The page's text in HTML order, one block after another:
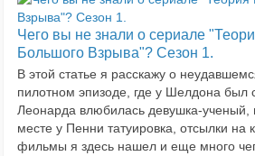
Чего вы не знали о сериале
Большого Взрыва"? Сезон 1.
В этой статье я расскажу о
пилотном эпизоде, где у Шелдона был
Леонарда влюбилась девушка-ученый,
месте у Пенни татуировка, отсылки на
фильмы я здесь нашел и еще много